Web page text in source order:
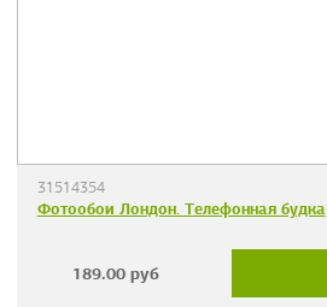
31514354
Фотообои Лондон. Телефонная будка
189.00 руб